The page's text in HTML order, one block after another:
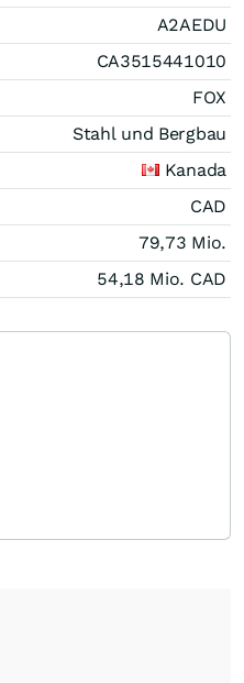
A2AEDU
CA3515441010
FOX
Stahl und Bergbau
Kanada
CAD
79,73 Mio.
54,18 Mio. CAD